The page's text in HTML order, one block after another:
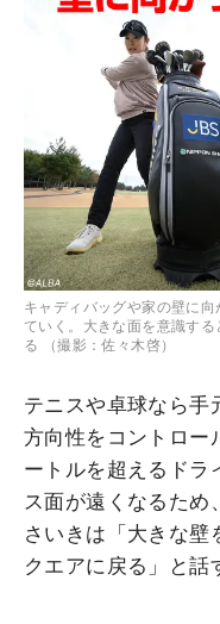
キャディバッグや家の壁に
ていく。大きな面を意識す
る （撮影：佐々木啓）
テニスや卓球なら手
方向性をコントロー
ートルを超えるドラ
ス面が遠くなるため
さいきは「大きな壁
クエアに戻る」と話